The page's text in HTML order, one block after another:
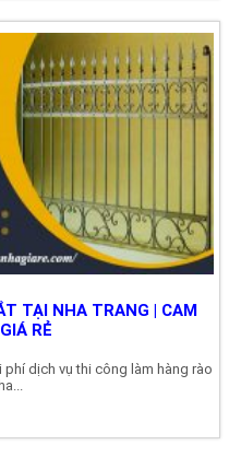
TẠI NHA TRANG | CAM
RẺ
dịch vụ thi công làm hàng rào